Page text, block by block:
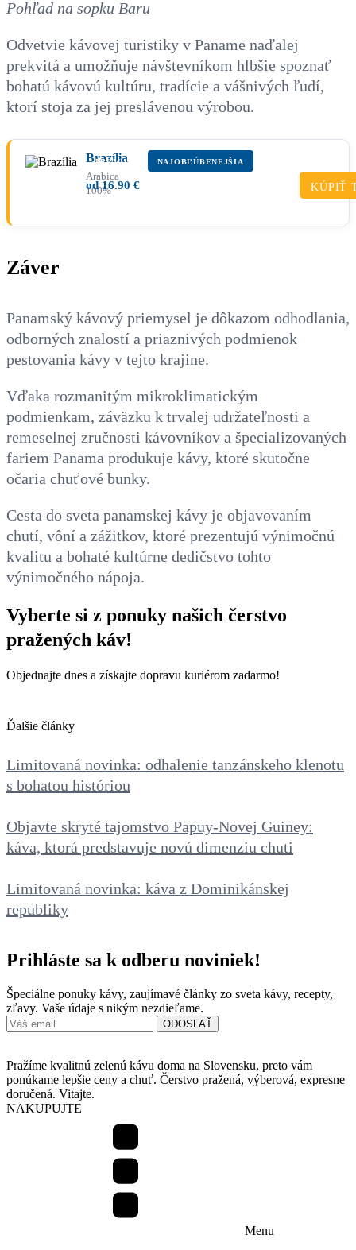
Pohľad na sopku Baru
Odvetvie kávovej turistiky v Paname naďalej
prekvitá a umožňuje návštevníkom hlbšie spoznať
bohatú kávovú kultúru, tradície a vášnivých ľudí,
ktorí stoja za jej preslávenou výrobou.
Brazília
Arabica
100%
PRÉMIUM NAJOBĽÚBENEJŠIA
od16.90 € KÚPIŤ
Záver
Panamský kávový priemysel je dôkazom odhodlania,
odborných znalostí a priaznivých podmienok
pestovania kávy v tejto krajine.
Vďaka rozmanitým mikroklimatickým
podmienkam, záväzku k trvalej udržateľnosti a
remeselnej zručnosti kávovníkov a špecializovaných
fariem Panama produkuje kávy, ktoré skutočne
očaria chuťové bunky.
Cesta do sveta panamskej kávy je objavovaním
chutí, vôní a zážitkov, ktoré prezentujú výnimočnú
kvalitu a bohaté kultúrne dedičstvo tohto
výnimočného nápoja.
Vyberte si z ponuky našich čerstvo
pražených káv!
Objednajte dnes a získajte dopravu kuriérom zadarmo!
Ďalšie články
Limitovaná novinka: odhalenie tanzánskeho klenotu
s bohatou históriou
Objavte skryté tajomstvo Papuy-Novej Guiney:
káva, ktorá predstavuje novú dimenziu chuti
Limitovaná novinka: káva z Dominikánskej
republiky
Prihláste sa k odberu noviniek!
Špeciálne ponuky kávy, zaujímavé články zo sveta kávy, recepty,
zľavy. Vaše údaje s nikým nezdieľame.
Pražíme kvalitnú zelenú kávu doma na Slovensku, preto vám
ponúkame lepšie ceny a chuť. Čerstvo pražená, výberová, expresne
doručená. Vitajte.
NAKUPUJTE
Menu